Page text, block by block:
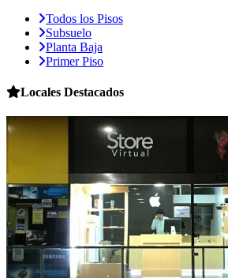
Todos los Pisos
Subsuelo
Planta Baja
Primer Piso
Locales Destacados